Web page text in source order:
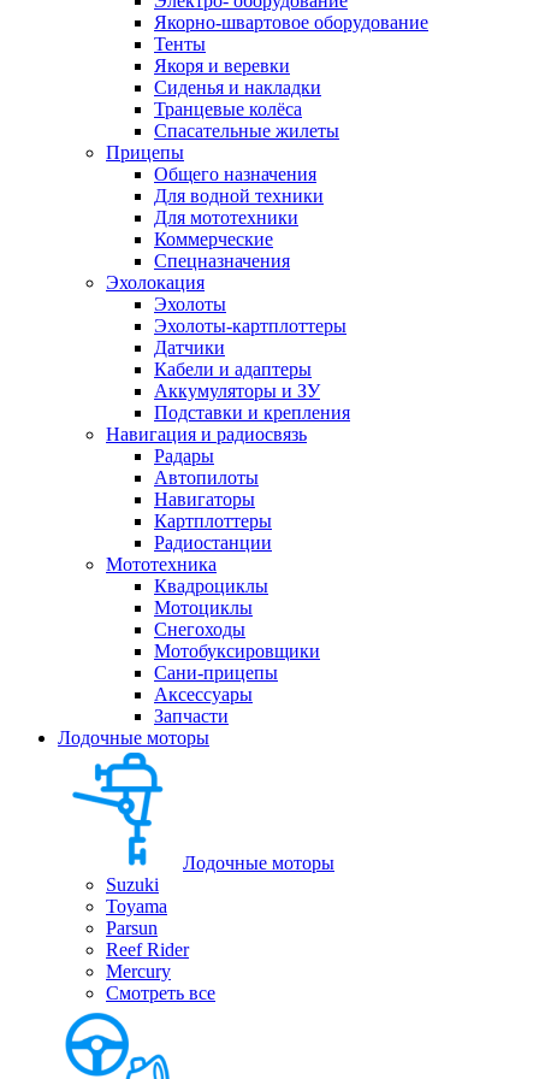
Якорно-швартовое оборудование
Тенты
Якоря и веревки
Сиденья и накладки
Транцевые колёса
Спасательные жилеты
Прицепы
Общего назначения
Для водной техники
Для мототехники
Коммерческие
Спецназначения
Эхолокация
Эхолоты
Эхолоты-картплоттеры
Датчики
Кабели и адаптеры
Аккумуляторы и ЗУ
Подставки и крепления
Навигация и радиосвязь
Радары
Автопилоты
Навигаторы
Картплоттеры
Радиостанции
Мототехника
Квадроциклы
Мотоциклы
Снегоходы
Мотобуксировщики
Сани-прицепы
Аксессуары
Запчасти
Лодочные моторы
Лодочные моторы
Suzuki
Toyama
Parsun
Reef Rider
Mercury
Смотреть все